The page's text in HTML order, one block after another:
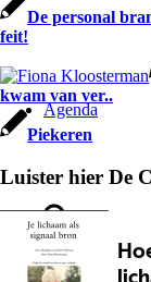
Agenda
Zoek
De personal
feit!
kwam van ver..
Piekeren
Luister hier De